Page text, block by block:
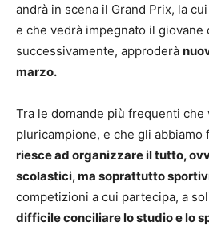
andrà in scena il Grand Prix, la
e che vedrà impegnato il giovane
successivamente, approderà
marzo.
Tra le domande più frequenti che
pluricampione, e che gli abbiamo
riesce ad organizzare il tutto,
scolastici, ma soprattutto
competizioni a cui partecipa, a
difficile conciliare lo studio e lo